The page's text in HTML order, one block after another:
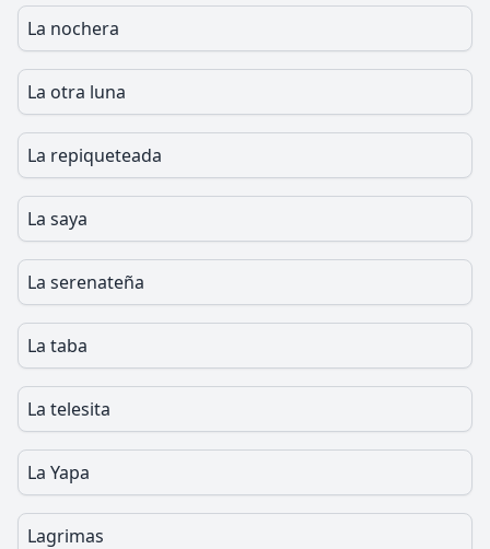
La nochera
La otra luna
La repiqueteada
La saya
La serenateña
La taba
La telesita
La Yapa
Lagrimas